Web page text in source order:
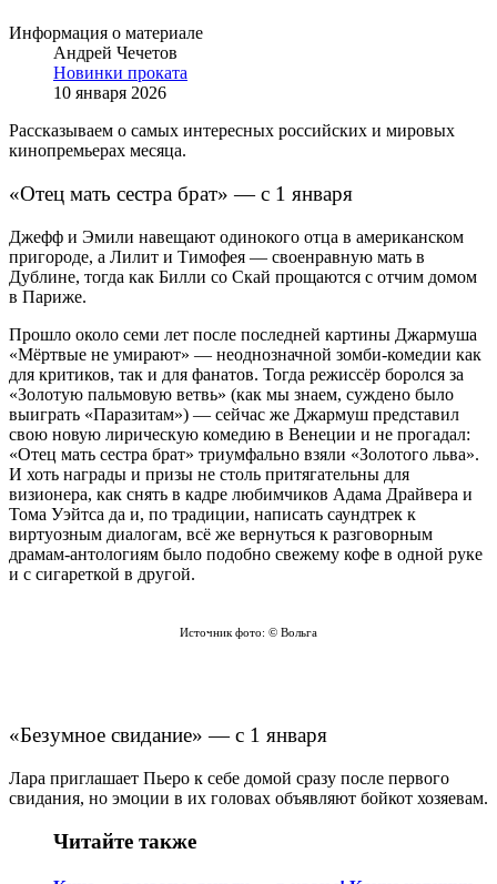
Информация о материале
Андрей Чечетов
Новинки проката
10 января 2026
Рассказываем о самых интересных российских и мировых
кинопремьерах месяца.
«Отец мать сестра брат» — с 1 января
Джефф и Эмили навещают одинокого отца в американском
пригороде, а Лилит и Тимофея — своенравную мать в
Дублине, тогда как Билли со Скай прощаются с отчим домом
в Париже.
Прошло около семи лет после последней картины Джармуша
«Мёртвые не умирают» — неоднозначной зомби-комедии как
для критиков, так и для фанатов. Тогда режиссёр боролся за
«Золотую пальмовую ветвь» (как мы знаем, суждено было
выиграть «Паразитам») — сейчас же Джармуш представил
свою новую лирическую комедию в Венеции и не прогадал:
«Отец мать сестра брат» триумфально взяли «Золотого льва».
И хоть награды и призы не столь притягательны для
визионера, как снять в кадре любимчиков Адама Драйвера и
Тома Уэйтса да и, по традиции, написать саундтрек к
виртуозным диалогам, всё же вернуться к разговорным
драмам-антологиям было подобно свежему кофе в одной руке
и с сигареткой в другой.
Источник фото: © Вольга
«Безумное свидание» — с 1 января
Лара приглашает Пьеро к себе домой сразу после первого
свидания, но эмоции в их головах объявляют бойкот хозяевам.
Читайте также